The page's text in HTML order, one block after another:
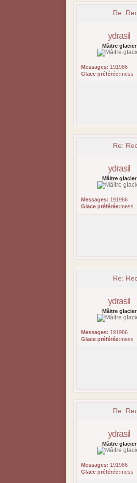
Re:
ydrasil
Mâitre glacier
Messages: 191986
Glace préférée:mess
Re:
ydrasil
Mâitre glacier
Messages: 191986
Glace préférée:mess
Re:
ydrasil
Mâitre glacier
Messages: 191986
Glace préférée:mess
Re:
ydrasil
Mâitre glacier
Messages: 191986
Glace préférée:mess